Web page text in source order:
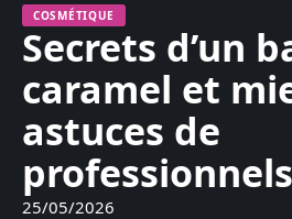
COSMÉTIQUE
Secrets d’un
caramel et
astuces de
professionnels
25/05/2026